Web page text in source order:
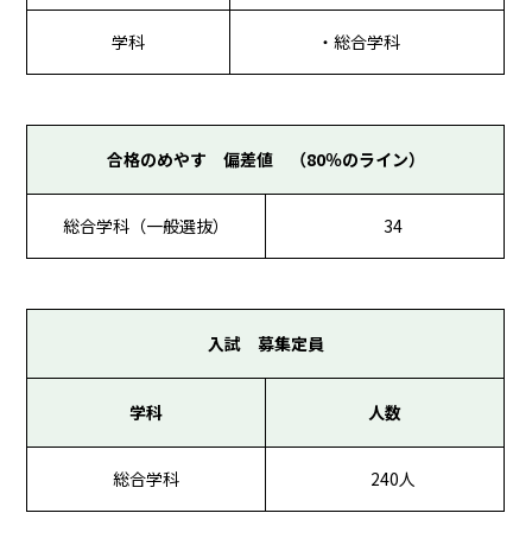
学科 ・総合学科
合格のめやす 偏差値 （80％のライン）
総合学科（一般選抜） 34
入試 募集定員
学科 人数
総合学科 240人